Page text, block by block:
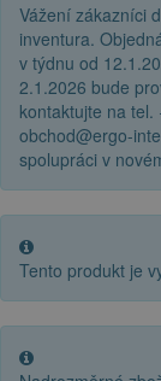
Vážení zákazníci
inventura.
v týdnu od
2.1.2026 bude
kontaktujte na
obchod@ergo-
spolupráci v
Tento produkt je